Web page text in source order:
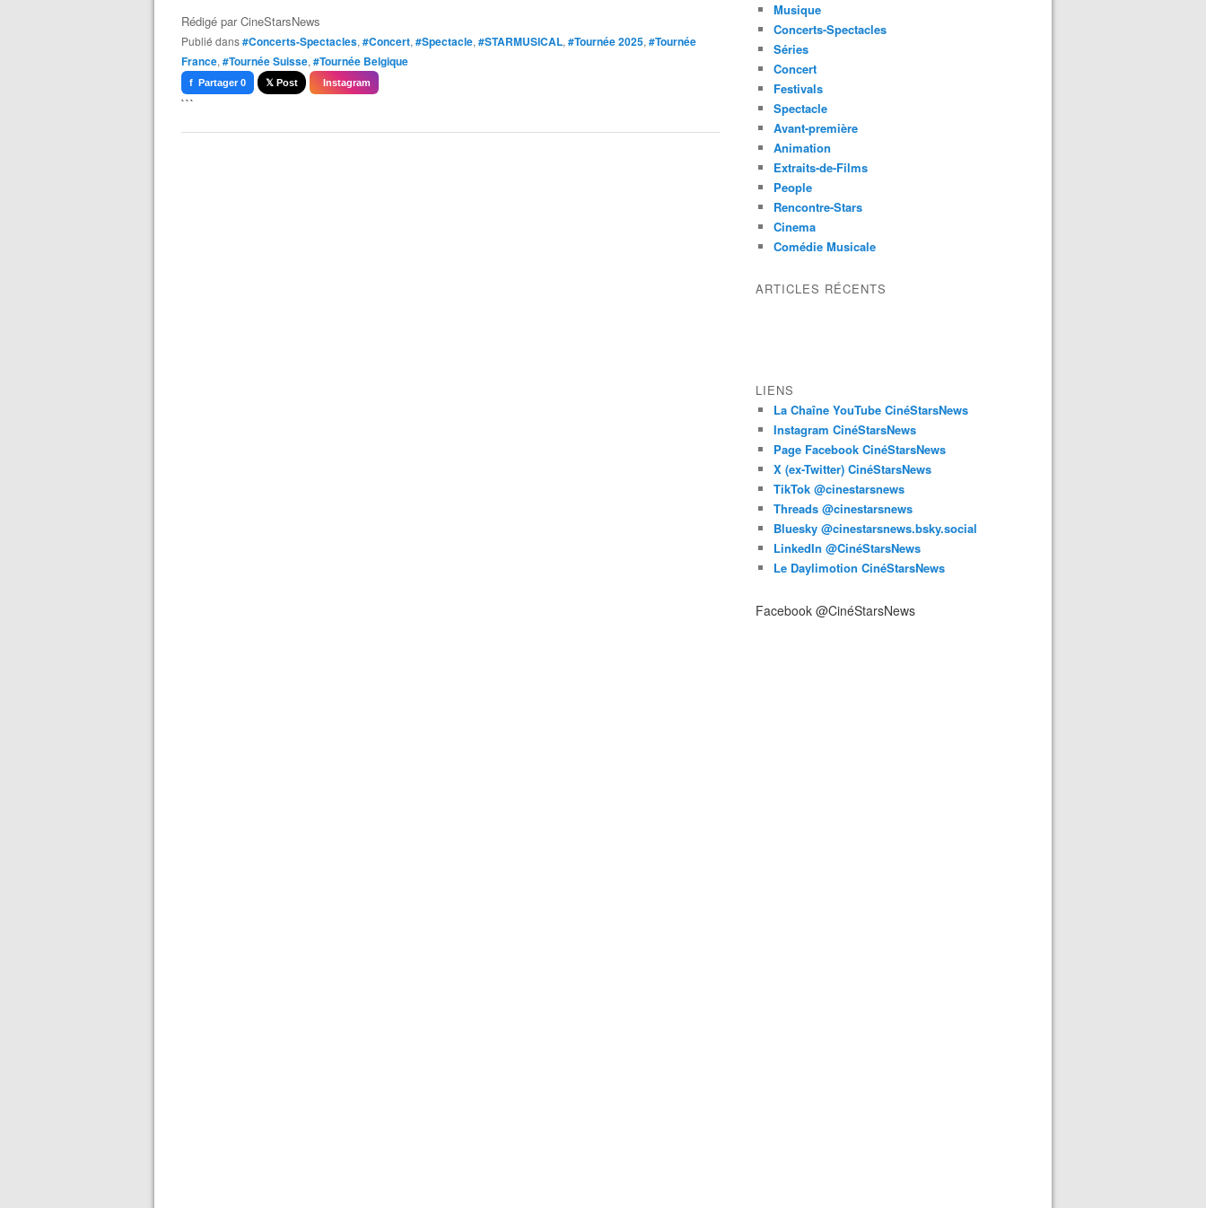
Rédigé parCineStarsNews
Publié dans#Concerts-Spectacles, #Concert, #Spectacle, #STARMUSICAL, #Tournée 2025, #Tournée
France, #Tournée Suisse, #Tournée Belgique
f Partager 0 𝕏 Post Instagram
```
Musique
Concerts-Spectacles
Séries
Concert
Festivals
Spectacle
Avant-première
Animation
Extraits-de-Films
People
Rencontre-Stars
Cinema
Comédie Musicale
ARTICLES RÉCENTS
LIENS
La Chaîne YouTube CinéStarsNews
Instagram CinéStarsNews
Page Facebook CinéStarsNews
X (ex-Twitter) CinéStarsNews
TikTok @cinestarsnews
Threads @cinestarsnews
Bluesky @cinestarsnews.bsky.social‬
LinkedIn @CinéStarsNews
Le Daylimotion CinéStarsNews
Facebook @CinéStarsNews